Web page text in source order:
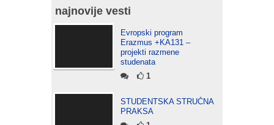
najnovije vesti
Evropski program
Erazmus +KA131 –
projekti razmene
studenata
1
STUDENTSKA STRUČNA
PRAKSA